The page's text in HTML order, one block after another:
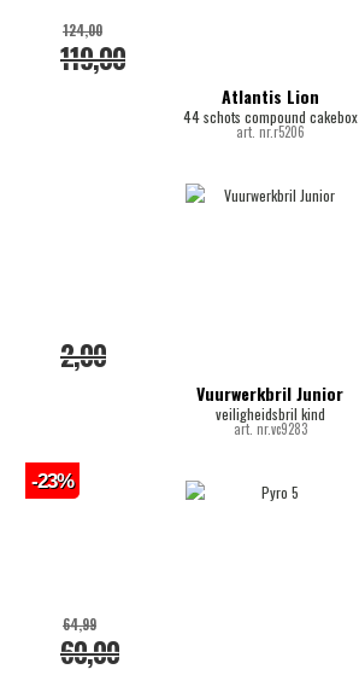
Atlantis Lion
44 schots compound cakebox
art. nr.r5206
119,00
124,00
Vuurwerkbril Junior
veiligheidsbril kind
art. nr.vc9283
2,00
60,00
64,99
-23%